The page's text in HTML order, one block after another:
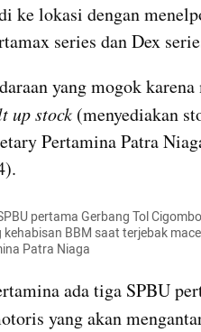
ke lokasi dengan
series dan Dex
yang mogok
up stock (menyediakan
Pertamina Patra
pertama Gerbang Tol
BBM saat terjebak
Patra Niaga
ada tiga SPBU
yang akan